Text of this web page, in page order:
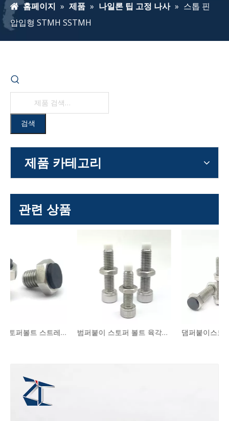
홈페이지 » 제품 » 나일론 팁 고정 나사 » 스톱 핀
압입형 STMH SSTMH
검색
제품 카테고리
관련 상품
범퍼붙이 스토퍼 볼트 육각구멍붙이 볼트형 UUSCB PSCB 댐퍼붙이스토퍼볼트 표준형 스트레이트형 UST SUST LUST PUST PSST